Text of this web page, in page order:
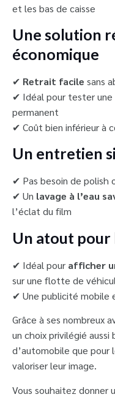
et les bas de caisse
Une solution
économique
✔ Retrait facile sans
✔ Idéal pour tester une
permanent
✔ Coût bien inférieur à
Un entretien
✔ Pas besoin de
✔ Un lavage à l’eau
l’éclat du film
Un atout pour
✔ Idéal pour afficher
sur une flotte de
✔ Une publicité mobile
Grâce à ses nombreux
un choix privilégié aussi
d’automobile que pour
valoriser leur image.
Vous souhaitez donner